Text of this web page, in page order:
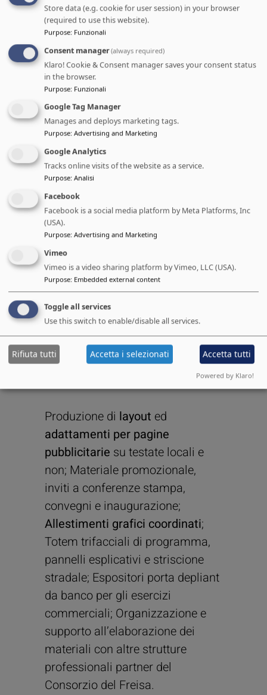
dagli utenti e menzioni dei
contenuti. Infine, raccolta di
materiale fotografico e video a
testimonianza dei momenti
culmine dell’evento, pubblicati nei
giorni successivi.
AZIONI DI
COMUNICAZIONE
E STRATEGIA OOH
Produzione di layout ed
adattamenti per pagine
pubblicitarie su testate locali e
non; Materiale promozionale,
inviti a conferenze stampa,
convegni e inaugurazione;
Allestimenti grafici coordinati;
Totem trifacciali di programma,
pannelli esplicativi e striscione
stradale; Espositori porta depliant
da banco per gli esercizi
commerciali; Organizzazione e
supporto all’elaborazione dei
materiali con altre strutture
professionali partner del
Consorzio del Freisa.
Store data (e.g. cookie for user session) in your browser
(required to use this website).
Purpose: Funzionali
Consent manager(always required)
Klaro! Cookie & Consent manager saves your consent status
in the browser.
Purpose: Funzionali
Google Tag Manager
Manages and deploys marketing tags.
Purpose: Advertising and Marketing
Google Analytics
Tracks online visits of the website as a service.
Purpose: Analisi
Facebook
Facebook is a social media platform by Meta Platforms, Inc
(USA).
Purpose: Advertising and Marketing
Vimeo
Vimeo is a video sharing platform by Vimeo, LLC (USA).
Purpose: Embedded external content
Toggle all services
Use this switch to enable/disable all services.
Rifiuta tutti Accetta i selezionati Accetta tutti
Powered by Klaro!